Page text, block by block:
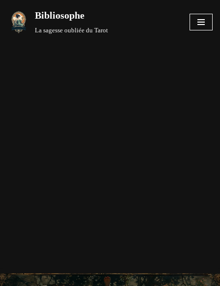
Aller
Bibliosophe
La sagesse oubliée du Tarot